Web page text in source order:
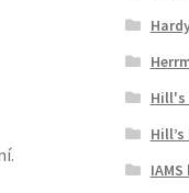
Hill's